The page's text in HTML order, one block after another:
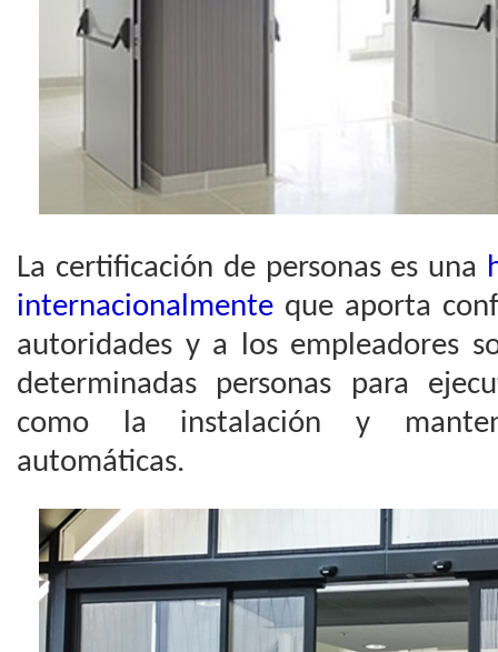
La certificación de personas es una
internacionalmente que aporta
autoridades y a los empleadores
determinadas personas para
como la instalación y
automáticas.